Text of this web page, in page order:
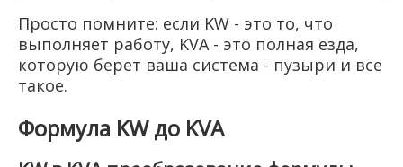
Просто помните: если KW - это то, что
выполняет работу, KVA - это полная езда,
которую берет ваша система - пузыри и все
такое.
Формула KW до KVA